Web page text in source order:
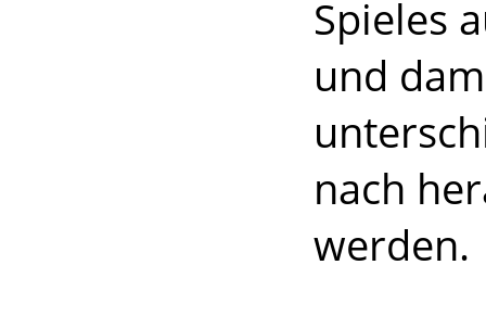
Spieles
und
nach
werden.